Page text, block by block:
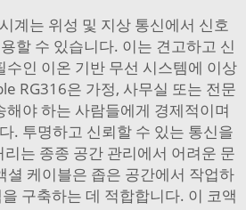
계는 위성 및 지상 통신에서 신호
할 수 있습니다. 이는 견고하고 신
수인 이온 기반 무선 시스템에 이상
RG316은 가정, 사무실 또는 전문
해야 하는 사람들에게 경제적이며
. 투명하고 신뢰할 수 있는 통신을
는 종종 공간 관리에서 어려운 문
셜 케이블은 좁은 공간에서 작업하
구축하는 데 적합합니다. 이 코액